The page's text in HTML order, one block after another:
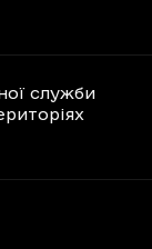
служби